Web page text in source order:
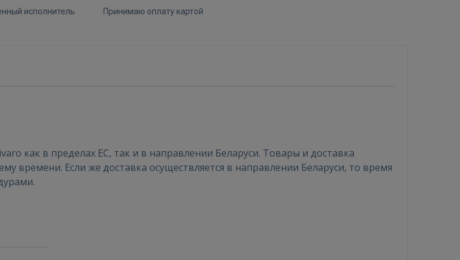
ВОЙТИ
исполнитель Принимаю оплату картой
как в пределах ЕС, так и в направлении Беларуси. Товары и доставка
времени. Если же доставка осуществляется в направлении Беларуси, то время